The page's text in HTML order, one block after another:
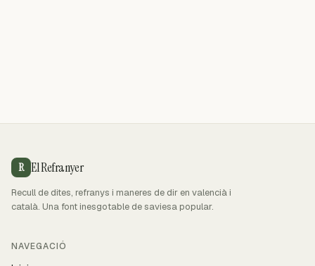
R El Refranyer
Recull de dites, refranys i maneres de dir en valencià i
català. Una font inesgotable de saviesa popular.
NAVEGACIÓ